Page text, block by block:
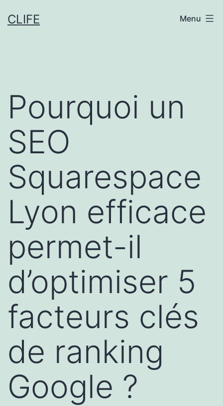
auCLIFE Menu
Pourquoi un
SEO
Squarespace
Lyon efficace
permet-il
d’optimiser 5
facteurs clés
de ranking
Google ?